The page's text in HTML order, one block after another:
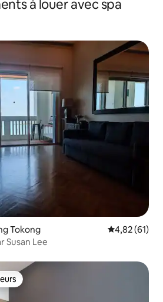
à louer avec spa
Tokong Note
4,82 (61)
Susan Lee